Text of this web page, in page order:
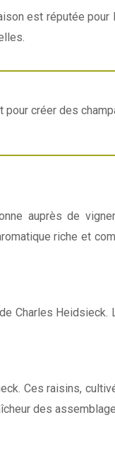
est réputée
créer des
auprès de
riche et
Charles
Ces raisins,
des